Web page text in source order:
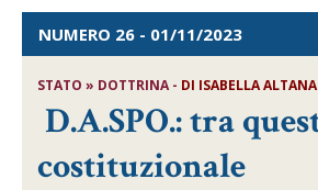
NUMERO 26 - 01/11/2023
STATO » DOTTRINA - DI ISABELLA ALTANA
D.A.SPO.: tra
costituzionale